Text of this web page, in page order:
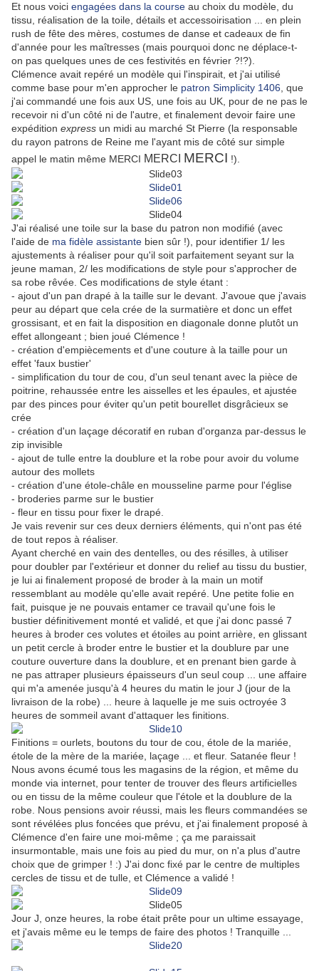
Et nous voici engagées dans la course au choix du modèle, du
tissu, réalisation de la toile, détails et accessoirisation ... en plein
rush de fête des mères, costumes de danse et cadeaux de fin
d'année pour les maîtresses (mais pourquoi donc ne déplace-t-
on pas quelques unes de ces festivités en février ?!?).
Clémence avait repéré un modèle qui l'inspirait, et j'ai utilisé
comme base pour m'en approcher le patron Simplicity 1406 , que
j'ai commandé une fois aux US, une fois au UK, pour de ne pas le
recevoir ni d'un côté ni de l'autre, et finalement devoir faire une
expédition express un midi au marché St Pierre (la responsable
du rayon patrons de Reine me l'ayant mis de côté sur simple
appel le matin même MERCI MERCI MERCI !).
J'ai réalisé une toile sur la base du patron non modifié (avec
l'aide de ma fidèle assistante bien sûr !), pour identifier 1/ les
ajustements à réaliser pour qu'il soit parfaitement seyant sur la
jeune maman, 2/ les modifications de style pour s'approcher de
sa robe rêvée. Ces modifications de style étant :
- ajout d'un pan drapé à la taille sur le devant. J'avoue que j'avais
peur au départ que cela crée de la surmatière et donc un effet
grossisant, et en fait la disposition en diagonale donne plutôt un
effet allongeant ; bien joué Clémence !
- création d'empiècements et d'une couture à la taille pour un
effet 'faux bustier'
- simplification du tour de cou, d'un seul tenant avec la pièce de
poitrine, rehaussée entre les aisselles et les épaules, et ajustée
par des pinces pour éviter qu'un petit bourellet disgrâcieux se
crée
- création d'un laçage décoratif en ruban d'organza par-dessus le
zip invisible
- ajout de tulle entre la doublure et la robe pour avoir du volume
autour des mollets
- création d'une étole-châle en mousseline parme pour l'église
- broderies parme sur le bustier
- fleur en tissu pour fixer le drapé.
Je vais revenir sur ces deux derniers éléments, qui n'ont pas été
de tout repos à réaliser.
Ayant cherché en vain des dentelles, ou des résilles, à utiliser
pour doubler par l'extérieur et donner du relief au tissu du bustier,
je lui ai finalement proposé de broder à la main un motif
ressemblant au modèle qu'elle avait repéré. Une petite folie en
fait, puisque je ne pouvais entamer ce travail qu'une fois le
bustier définitivement monté et validé, et que j'ai donc passé 7
heures à broder ces volutes et étoiles au point arrière, en glissant
un petit cercle à broder entre le bustier et la doublure par une
couture ouverture dans la doublure, et en prenant bien garde à
ne pas attraper plusieurs épaisseurs d'un seul coup ... une affaire
qui m'a amenée jusqu'à 4 heures du matin le jour J (jour de la
livraison de la robe) ... heure à laquelle je me suis octroyée 3
heures de sommeil avant d'attaquer les finitions.
Finitions = ourlets, boutons du tour de cou, étole de la mariée,
étole de la mère de la mariée, laçage ... et fleur. Satanée fleur !
Nous avons écumé tous les magasins de la région, et même du
monde via internet, pour tenter de trouver des fleurs artificielles
ou en tissu de la même couleur que l'étole et la doublure de la
robe. Nous pensions avoir réussi, mais les fleurs commandées se
sont révélées plus foncées que prévu, et j'ai finalement proposé à
Clémence d'en faire une moi-même ; ça me paraissait
insurmontable, mais une fois au pied du mur, on n'a plus d'autre
choix que de grimper ! :) J'ai donc fixé par le centre de multiples
cercles de tissu et de tulle, et Clémence a validé !
Jour J, onze heures, la robe était prête pour un ultime essayage,
et j'avais même eu le temps de faire des photos ! Tranquille ...